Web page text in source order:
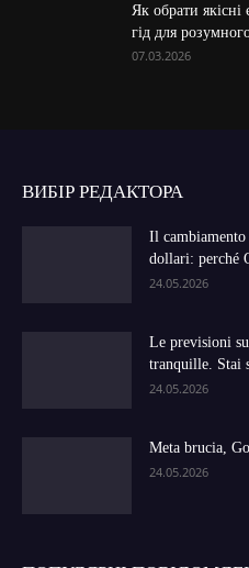
Як обрати якісні
гід для
07.03.2026
ВИБІР РЕДАКТОРА
Il
dollari: perché
24.05.2026
Le previsioni
tranquille. Stai
24.05.2026
Meta brucia,
24.05.2026